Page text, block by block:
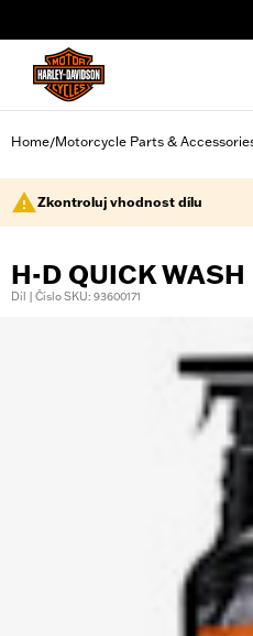
Home/Motorcycle Parts &
Zkontroluj vhodnost dílu
H-D QUICK WASH
Díl | Číslo SKU: 93600171